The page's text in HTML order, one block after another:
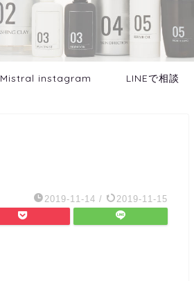
Mistral instagram LINEで相談
2019-11-14 / 2019-11-15